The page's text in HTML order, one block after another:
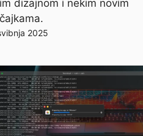
dizajnom i nekim novim
2025